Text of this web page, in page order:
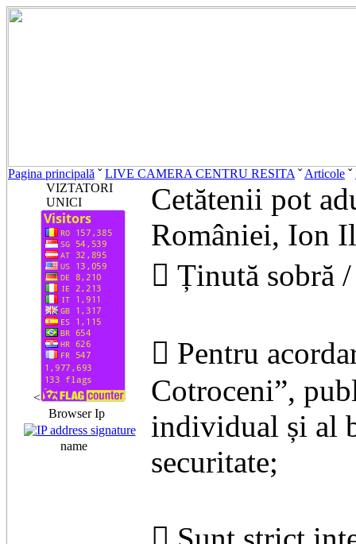
Pagina principală ˇLIVE CAMERA CENTRU RESITA ˇArticole ˇ
VIZTATORI
UNICI
<
Browser Ip
name
Cetătenii pot
României, Ion
 Ținută sobră
 Pentru
Cotroceni”,
individual și al
securitate;